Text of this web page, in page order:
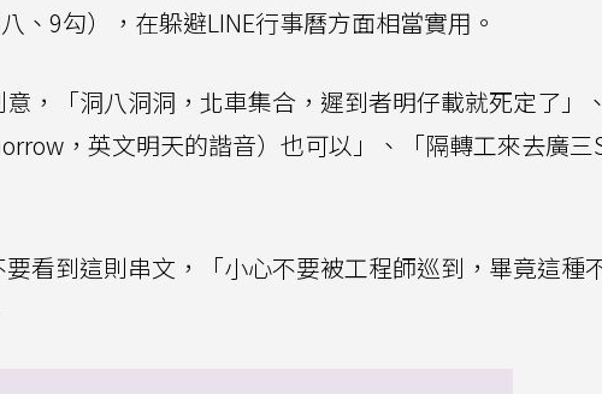
、9勾），在躲避LINE行事曆方面相當實用。
，「洞八洞洞，北車集合，遲到者明仔載就死定了」
，英文明天的諧音）也可以」、「隔轉工來去廣三
看到這則串文，「小心不要被工程師巡到，畢竟這種